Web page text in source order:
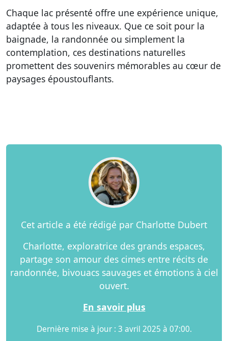
Chaque lac présenté offre une expérience unique,
adaptée à tous les niveaux. Que ce soit pour la
baignade, la randonnée ou simplement la
contemplation, ces destinations naturelles
promettent des souvenirs mémorables au cœur de
paysages époustouflants.
Cet article a été rédigé par Charlotte Dubert
Charlotte, exploratrice des grands espaces,
partage son amour des cimes entre récits de
randonnée, bivouacs sauvages et émotions à ciel
ouvert.
En savoir plus
Dernière mise à jour : 3 avril 2025 à 07:00.